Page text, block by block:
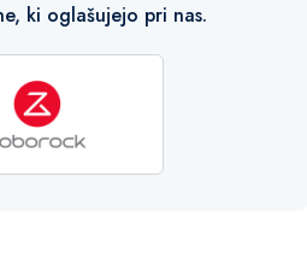
ki oglašujejo pri nas.